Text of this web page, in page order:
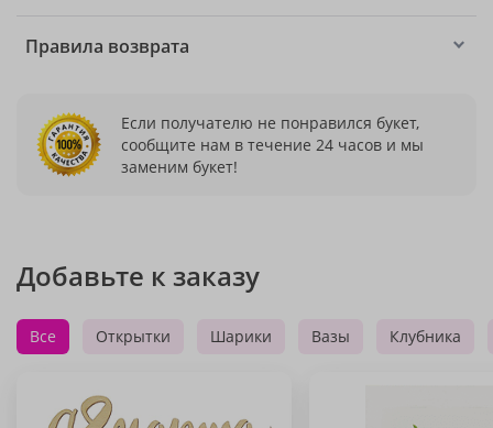
Правила возврата
Если получателю не понравился букет,
сообщите нам в течение 24 часов и мы
заменим букет!
Добавьте к заказу
Все Открытки Шарики Вазы Клубника